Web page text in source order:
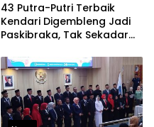
43 Putra-Putri Terbaik
Kendari Digembleng Jadi
Paskibraka, Tak Sekadar